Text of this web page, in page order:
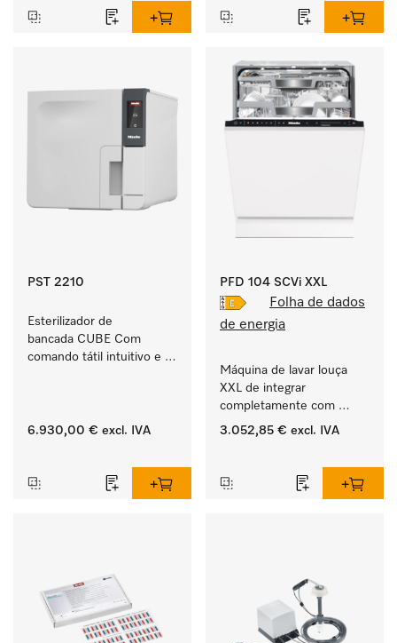
PST 2210
Esterilizador de
bancada CUBE Com
comando tátil intuitivo e
6.930,00 € excl. IVA
PFD 104 SCVi XXL
Folha de dados
de energia
Máquina de lavar louça
XXL de integrar
completamente com
gaveta 3D MultiFlex para
industrial, pequenas
cozinhas e copas.
3.052,85 € excl. IVA